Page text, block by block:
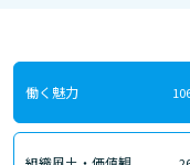
働く魅力